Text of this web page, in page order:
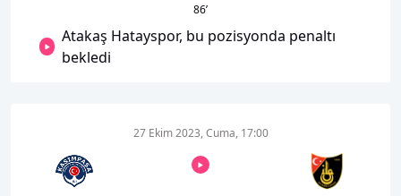
86’
Atakaş Hatayspor, bu pozisyonda penaltı
bekledi
27 Ekim 2023, Cuma, 17:00